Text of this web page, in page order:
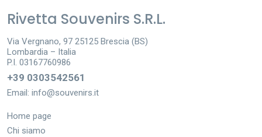
Rivetta Souvenirs S.R.L.
Via Vergnano, 97 25125 Brescia (BS)
Lombardia – Italia
P.I. 03167760986
+39 0303542561
Email: info@souvenirs.it
Home page
Chi siamo